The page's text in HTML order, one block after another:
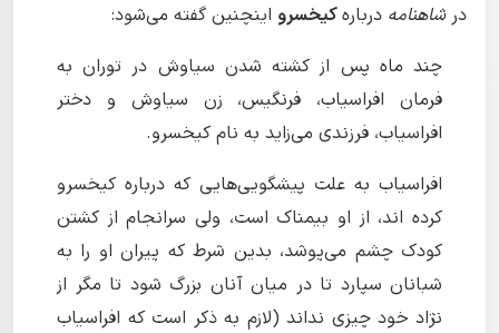
درشاهنامه دربارهکیخسرو اینچنین گفته می‌شود:
چند ماه پس از کشته شدن سیاوش در توران به
فرمان افراسیاب، فرنگیس، زن سیاوش و دختر
افراسیاب، فرزندی می‌زاید به نام کیخسرو.
افراسیاب به علت پیشگویی‌هایی که درباره کیخسرو
کرده اند، از او بیمناک است، ولی سرانجام از کشتن
کودک چشم می‌پوشد، بدین شرط که پیران او را به
شبانان سپارد تا در میان آنان بزرگ شود تا مگر از
نژاد خود چیزی نداند (لازم به ذکر است که افراسیاب